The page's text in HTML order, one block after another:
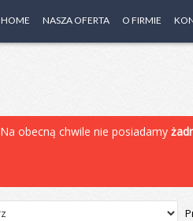
HOME NASZA OFERTA O FIRMIE
Na obecną chwile nie posiadamy